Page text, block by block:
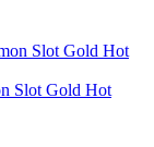
Slot Gold Hot